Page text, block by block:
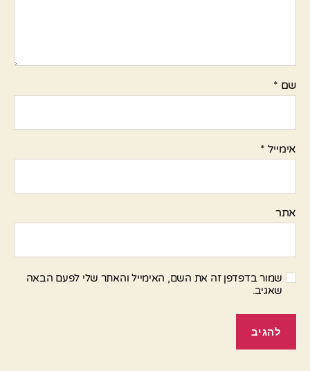
שם *
אימייל *
אתר
שמור בדפדפן זה את השם, האימייל והאתר שלי לפעם הבאה
שאגיב.